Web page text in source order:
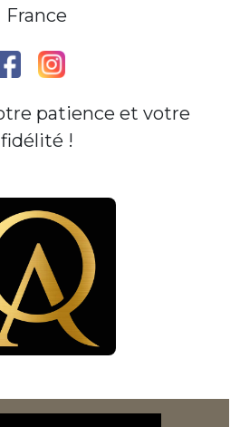
France
patience et votre
fidélité !